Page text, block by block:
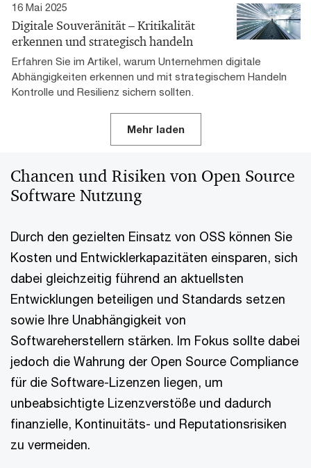
16 Mai 2025
Digitale Souveränität – Kritikalität
erkennen und strategisch handeln
Erfahren Sie im Artikel, warum Unternehmen digitale
Abhängigkeiten erkennen und mit strategischem Handeln
Kontrolle und Resilienz sichern sollten.
Mehr laden
Chancen und Risiken von Open Source
Software Nutzung
Durch den gezielten Einsatz von OSS können Sie
Kosten und Entwicklerkapazitäten einsparen, sich
dabei gleichzeitig führend an aktuellsten
Entwicklungen beteiligen und Standards setzen
sowie Ihre Unabhängigkeit von
Softwareherstellern stärken. Im Fokus sollte dabei
jedoch die Wahrung der Open Source Compliance
für die Software-Lizenzen liegen, um
unbeabsichtigte Lizenzverstöße und dadurch
finanzielle, Kontinuitäts- und Reputationsrisiken
zu vermeiden.